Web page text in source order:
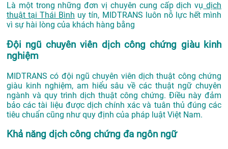
Là một trong những đơn vị chuyên cung cấp dịch vụ dịch
thuật tại Thái Bình uy tín, MIDTRANS luôn nỗ lực hết mình
vì sự hài lòng của khách hàng bằng
Đội ngũ chuyên viên dịch công chứng giàu kinh
nghiệm
MIDTRANS có đội ngũ chuyên viên dịch thuật công chứng
giàu kinh nghiệm, am hiểu sâu về các thuật ngữ chuyên
ngành và quy trình dịch thuật công chứng. Điều này đảm
bảo các tài liệu được dịch chính xác và tuân thủ đúng các
tiêu chuẩn cũng như quy định của pháp luật Việt Nam.
Khả năng dịch công chứng đa ngôn ngữ